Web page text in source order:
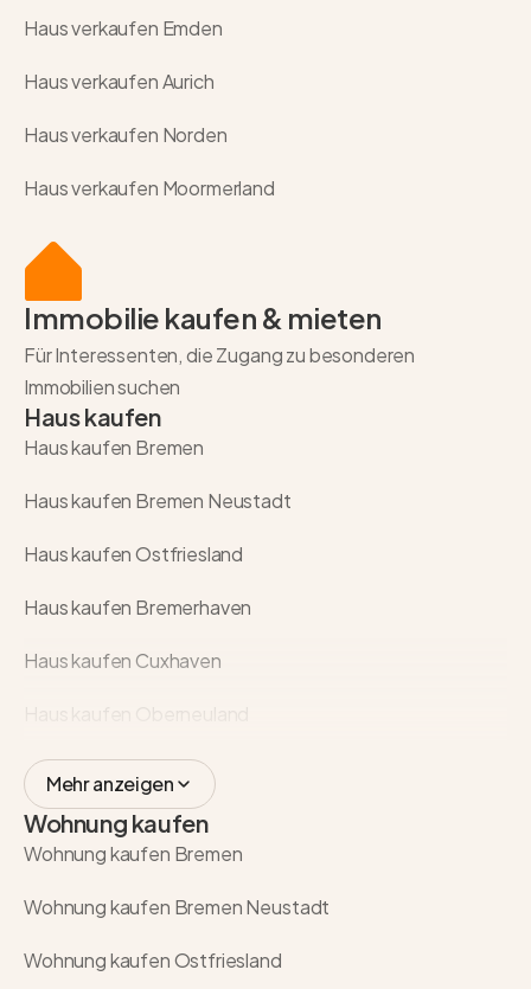
Haus verkaufen Emden
Haus verkaufen Aurich
Haus verkaufen Norden
Haus verkaufen Moormerland
Immobilie kaufen & mieten
Für Interessenten, die Zugang zu besonderen
Immobilien suchen
Haus kaufen
Haus kaufen Bremen
Haus kaufen Bremen Neustadt
Haus kaufen Ostfriesland
Haus kaufen Bremerhaven
Haus kaufen Cuxhaven
Mehr anzeigen
Wohnung kaufen
Wohnung kaufen Bremen
Wohnung kaufen Bremen Neustadt
Wohnung kaufen Ostfriesland